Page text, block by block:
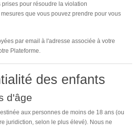
pour résoudre la violation
que vous pouvez prendre pour vous
par email à l'adresse associée à votre
Plateforme.
des enfants
d'âge
aux personnes de moins de 18 ans (ou
juridiction, selon le plus élevé). Nous ne